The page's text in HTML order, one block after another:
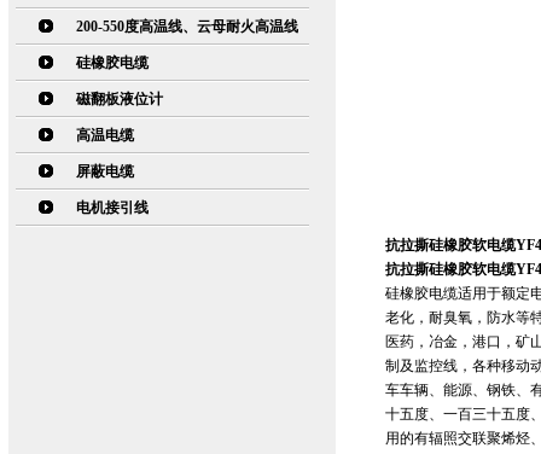
200-550度高温线、云母耐火高温线
硅橡胶电缆
磁翻板液位计
高温电缆
屏蔽电缆
电机接引线
抗拉撕硅橡胶软电缆
抗拉撕硅橡胶软电缆
硅橡胶电缆适用于额定
老化，耐臭氧，防水等
医药，冶金，港口，矿
制及监控线，各种移动
车车辆、能源、钢铁、
十五度、一百三十五度
用的有辐照交联聚烯烃